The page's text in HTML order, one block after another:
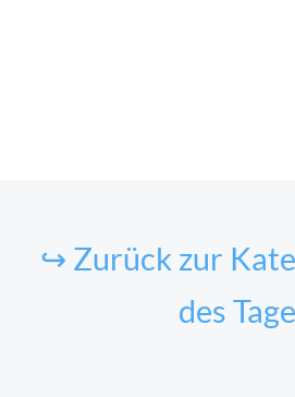
↪ Zurück zur
des